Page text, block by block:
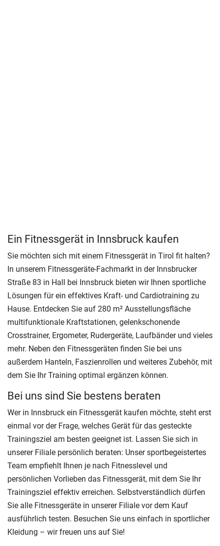
Ein Fitnessgerät in Innsbruck kaufen
Sie möchten sich mit einem Fitnessgerät in Tirol fit halten?
In unserem Fitnessgeräte-Fachmarkt in der Innsbrucker
Straße 83 in Hall bei Innsbruck bieten wir Ihnen sportliche
Lösungen für ein effektives Kraft- und Cardiotraining zu
Hause. Entdecken Sie auf 280 m² Ausstellungsfläche
multifunktionale Kraftstationen, gelenkschonende
Crosstrainer, Ergometer, Rudergeräte, Laufbänder und vieles
mehr. Neben den Fitnessgeräten finden Sie bei uns
außerdem Hanteln, Faszienrollen und weiteres Zubehör, mit
dem Sie Ihr Training optimal ergänzen können.
Bei uns sind Sie bestens beraten
Wer in Innsbruck ein Fitnessgerät kaufen möchte, steht erst
einmal vor der Frage, welches Gerät für das gesteckte
Trainingsziel am besten geeignet ist. Lassen Sie sich in
unserer Filiale persönlich beraten: Unser sportbegeistertes
Team empfiehlt Ihnen je nach Fitnesslevel und
persönlichen Vorlieben das Fitnessgerät, mit dem Sie Ihr
Trainingsziel effektiv erreichen. Selbstverständlich dürfen
Sie alle Fitnessgeräte in unserer Filiale vor dem Kauf
ausführlich testen. Besuchen Sie uns einfach in sportlicher
Kleidung – wir freuen uns auf Sie!